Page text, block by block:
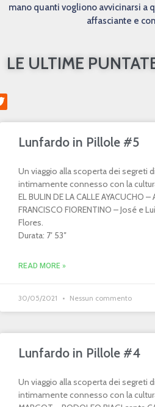
mano quanti vogliono avvicinarsi a
affasciante e
LE ULTIME
Lunfardo in Pillole #5
Un viaggio alla scoperta dei segreti
intimamente connesso con la
EL BULIN DE LA CALLE AYACUCHO
FRANCISCO FIORENTINO – José e
Flores.
Durata: 7′ 53″
READ MORE »
30/05/2021 Nessun commento
Lunfardo in Pillole #4
Un viaggio alla scoperta dei segreti
intimamente connesso con la